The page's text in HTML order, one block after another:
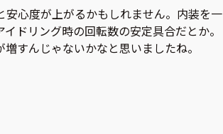
心度が上がるかもしれません。内装を一
ドリング時の回転数の安定具合だとか。
増すんじゃないかなと思いましたね。